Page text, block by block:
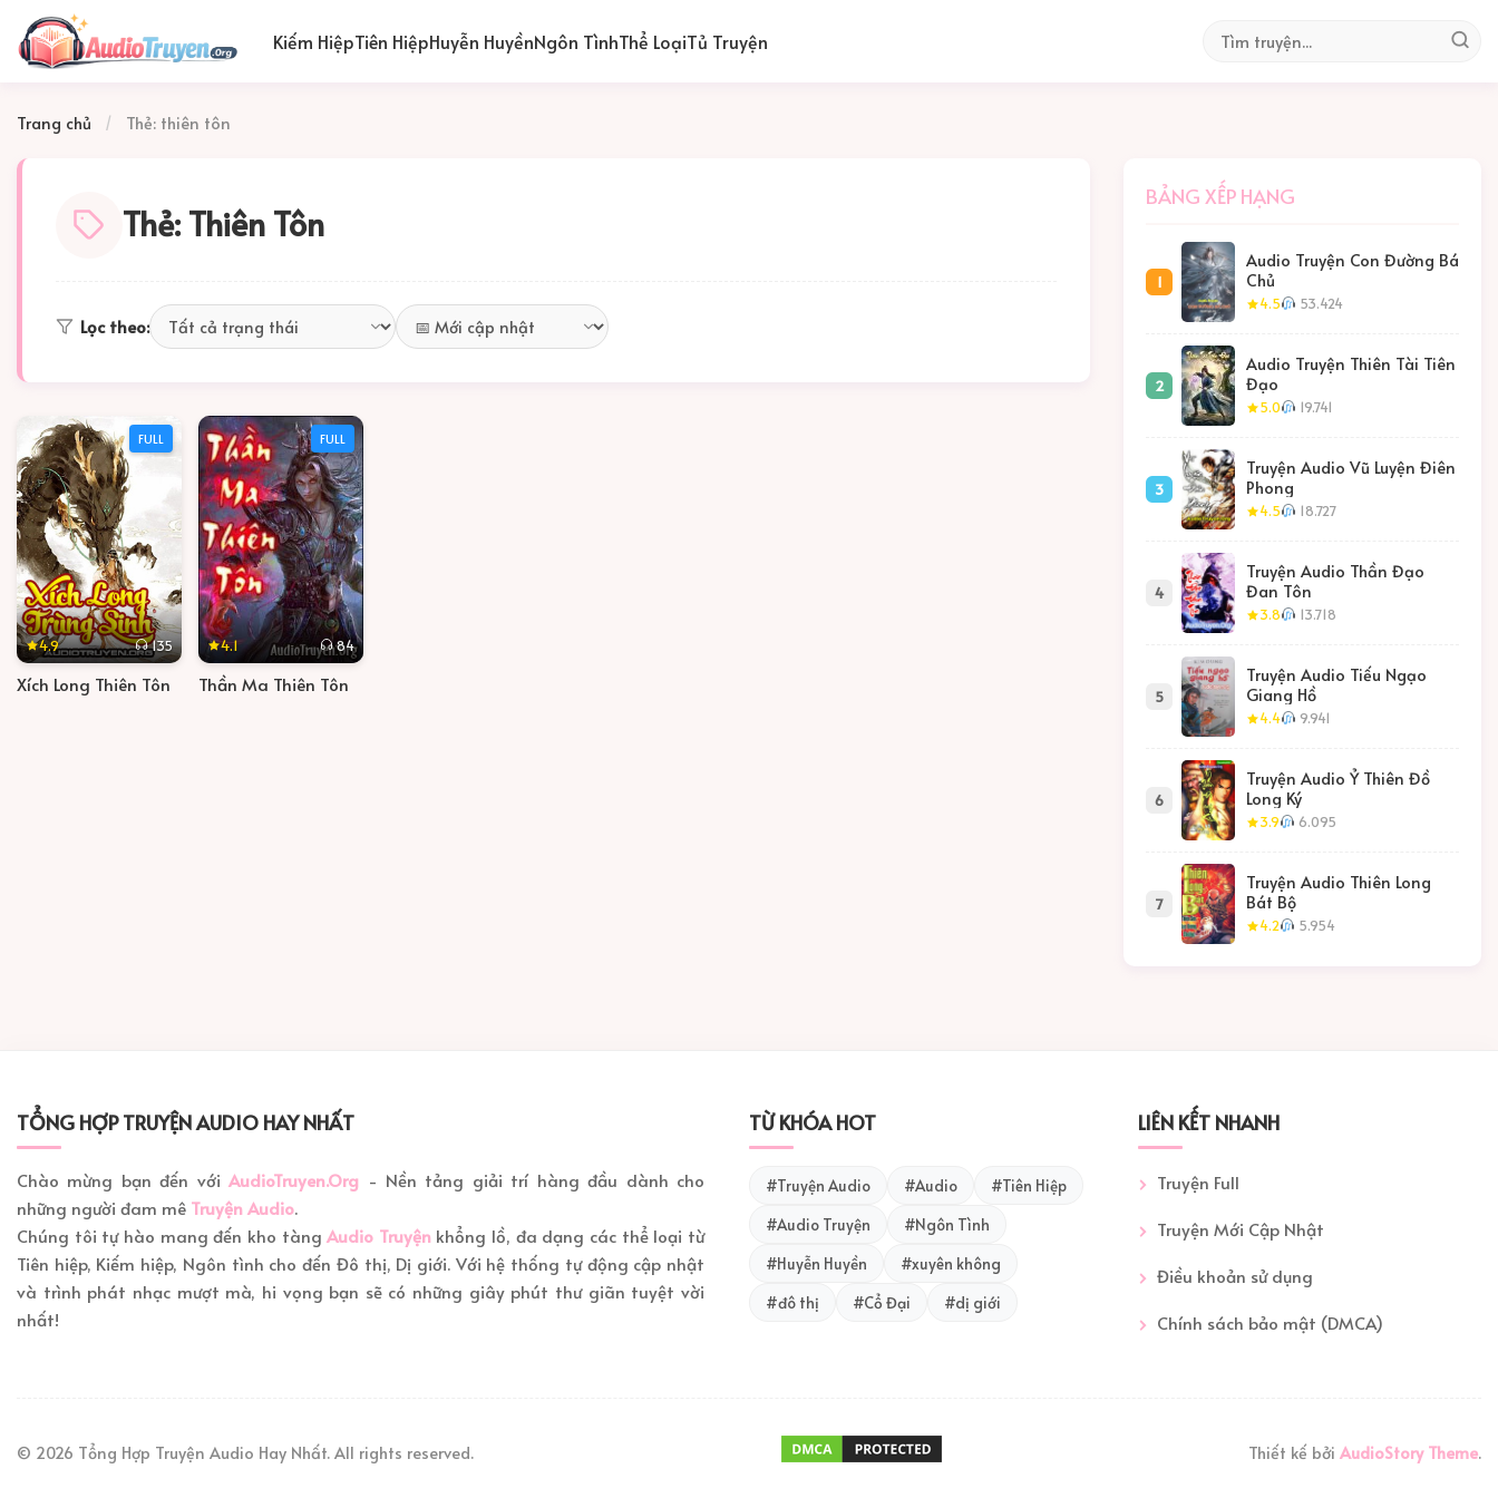
Kiếm HiệpTiên HiệpHuyễn HuyềnNgôn TìnhThể LoạiTủ Truyện
Trang chủ / Thẻ: thiên tôn
Thẻ: Thiên Tôn
Lọc theo:
FULL
4.9 135
Xích Long Thiên Tôn
FULL
4.1 84
Thần Ma Thiên Tôn
BẢNG XẾP HẠNG
1
Audio Truyện Con Đường Bá
Chủ
4.5 53.424
2
Audio Truyện Thiên Tài Tiên
Đạo
5.0 19.741
3
Truyện Audio Vũ Luyện Điên
Phong
4.5 18.727
4
Truyện Audio Thần Đạo
Đan Tôn
3.8 13.718
5
Truyện Audio Tiếu Ngạo
Giang Hồ
4.4 9.941
6
Truyện Audio Ỷ Thiên Đồ
Long Ký
3.9 6.095
7
Truyện Audio Thiên Long
Bát Bộ
4.2 5.954
TỔNG HỢP TRUYỆN AUDIO HAY NHẤT
Chào mừng bạn đến vớiAudioTruyen.Org - Nền tảng giải trí hàng đầu dành cho
những người đam mê Truyện Audio.
Chúng tôi tự hào mang đến kho tàngAudio Truyệnkhổng lồ, đa dạng các thể loại từ
Tiên hiệp, Kiếm hiệp, Ngôn tình cho đến Đô thị, Dị giới. Với hệ thống tự động cập nhật
và trình phát nhạc mượt mà, hi vọng bạn sẽ có những giây phút thư giãn tuyệt vời
nhất!
TỪ KHÓA HOT
#Truyện Audio #Audio
#Tiên Hiệp
#Audio Truyện
#Ngôn Tình
#Huyễn Huyền
#xuyên không
#đô thị
#Cổ Đại #dị giới
LIÊN KẾT NHANH
Truyện Full
Truyện Mới Cập Nhật
Điều khoản sử dụng
Chính sách bảo mật (DMCA)
© 2026 Tổng Hợp Truyện Audio Hay Nhất. All rights reserved. Thiết kế bởi AudioStory Theme.